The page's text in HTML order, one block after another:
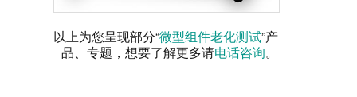
以上为您呈现部分“微型组件老化测试”产
品、专题，想要了解更多请电话咨询。